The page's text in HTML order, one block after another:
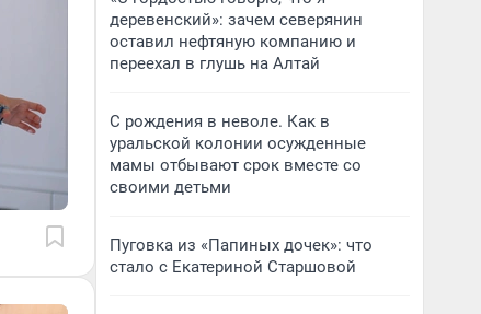
деревенский»: зачем северянин
оставил нефтяную компанию и
переехал в глушь на Алтай
С рождения в неволе. Как в
уральской колонии осужденные
мамы отбывают срок вместе со
своими детьми
Пуговка из «Папиных дочек»: что
стало с Екатериной Старшовой